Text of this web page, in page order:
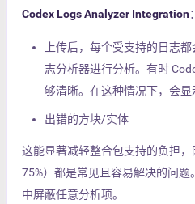
Codex Logs Analyzer Integration：
上传后，每个受支持的日志都
志分析器进行分析。有时
够清晰。在这种情况下，会显
出错的方块/实体
这能显著减轻整合包支持的负担
75%）都是常见且容易解决的问
中屏蔽任意分析项。